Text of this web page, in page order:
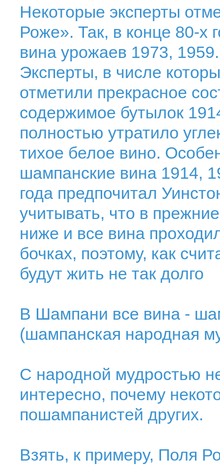
Некоторые эксперты
Роже». Так, в конце 80-х
вина урожаев 1973,
Эксперты, в числе
отметили прекрасное
содержимое бутылок
полностью утратило
тихое белое вино.
шампанские вина 1914,
года предпочитал
учитывать, что в
ниже и все вина
бочках, поэтому, как
будут жить не так долго
В Шампани все вина -
(шампанская народная
С народной мудростью
интересно, почему
пошампанистей других.
Взять, к примеру, Поля